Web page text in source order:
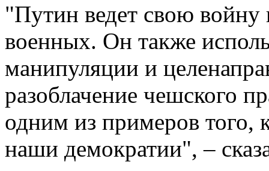
"Путин ведет свою
военных. Он также
манипуляции и
разоблачение чешского
одним из примеров того,
наши демократии", –